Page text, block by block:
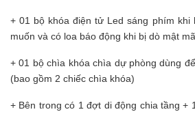
+ 01 bộ khóa điện tử Led sáng phím khi
muốn và có loa báo động khi bị dò mật
+ 01 bộ chìa khóa chìa dự phòng dùng
(bao gồm 2 chiếc chìa khóa)
+ Bên trong có 1 đợt di động chia tầng +